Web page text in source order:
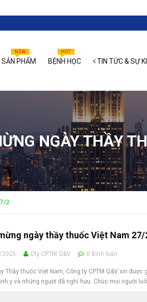
NEW
SẢN PHẨM
HOT
BỆNH HỌC TIN TỨC & SỰ
NGÀY THẦY
2
ngày thầy thuốc Việt Nam 27/
2025 Cty CPTM Q&V 0 Bình luận
Thầy thuốc Việt Nam, Công ty CPTM Q&V xin
y và những người đã nghỉ hưu. Chúc mọi người